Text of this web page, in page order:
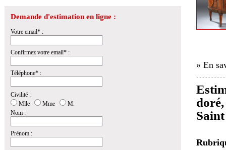
Demande d'estimation en ligne :
Votre email* :
Confirmez votre email* :
Téléphone* :
Civilité :
Mlle
Mme
M.
Nom :
Prénom :
» En